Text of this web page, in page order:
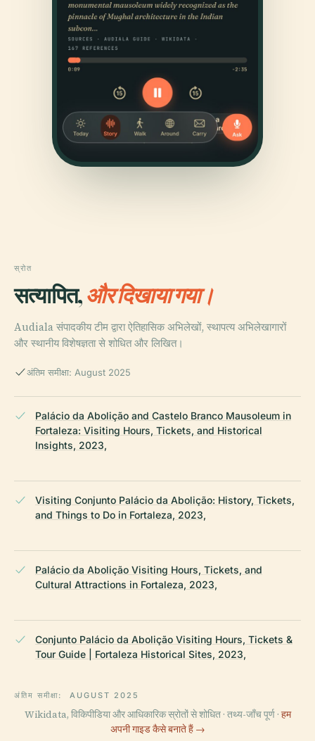
स्रोत
सत्यापित,और दिखाया गया।
Audiala संपादकीय टीम द्वारा ऐतिहासिक अभिलेखों, स्थापत्य अभिलेखागारों
और स्थानीय विशेषज्ञता से शोधित और लिखित।
अंतिम समीक्षा: August 2025
Palácio da Abolição and Castelo Branco Mausoleum in
Fortaleza: Visiting Hours, Tickets, and Historical
Insights, 2023,
Visiting Conjunto Palácio da Abolição: History, Tickets,
and Things to Do in Fortaleza, 2023,
Palácio da Abolição Visiting Hours, Tickets, and
Cultural Attractions in Fortaleza, 2023,
Conjunto Palácio da Abolição Visiting Hours, Tickets &
Tour Guide | Fortaleza Historical Sites, 2023,
अंतिम समीक्षा: AUGUST 2025
Wikidata, विकिपीडिया और आधिकारिक स्रोतों से शोधित · तथ्य-जाँच पूर्ण · हम
अपनी गाइड कैसे बनाते हैं →